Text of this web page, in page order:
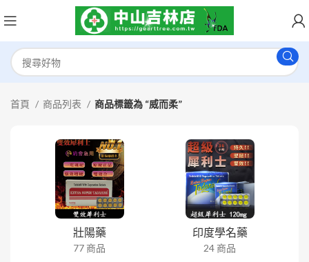
首頁 商品列表 商品標籤為 “威而柔”
壯陽藥
77 商品
印度學名藥
24 商品